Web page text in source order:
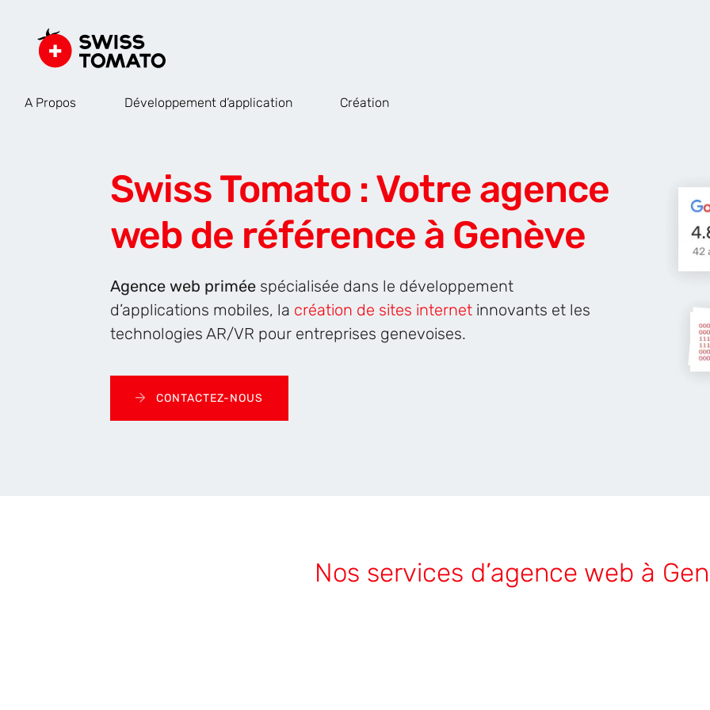
A Propos Développement d’application Création
Swiss Tomato : Votre agence
web de référence à Genève
Agence web priméespécialisée dans le développement
d’applications mobiles, la création de sites internetinnovants et les
technologies AR/VR pour entreprises genevoises.
CONTACTEZ-NOUS
Nos services d’agence web à